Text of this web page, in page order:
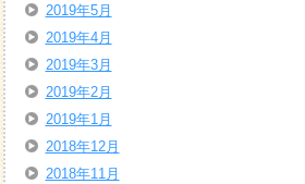
2019年5月
2019年4月
2019年3月
2019年2月
2019年1月
2018年12月
2018年11月